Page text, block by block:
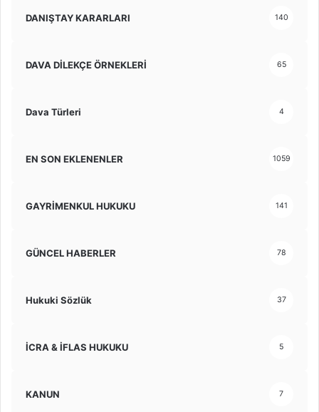
DANIŞTAY KARARLARI 140
DAVA DİLEKÇE ÖRNEKLERİ 65
Dava Türleri 4
EN SON EKLENENLER 1059
GAYRİMENKUL HUKUKU 141
GÜNCEL HABERLER 78
Hukuki Sözlük 37
İCRA & İFLAS HUKUKU 5
KANUN 7